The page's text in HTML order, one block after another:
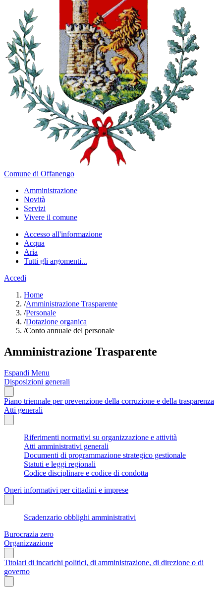
Comune di Offanengo
Amministrazione
Novità
Servizi
Vivere il comune
Accesso all'informazione
Acqua
Aria
Tutti gli argomenti...
Accedi
Home
/Amministrazione Trasparente
/Personale
/Dotazione organica
/Conto annuale del personale
Amministrazione Trasparente
Espandi Menu
Disposizioni generali
Piano triennale per prevenzione della corruzione e della trasparenza
Atti generali
Riferimenti normativi su organizzazione e attività
Atti amministrativi generali
Documenti di programmazione strategico gestionale
Statuti e leggi regionali
Codice disciplinare e codice di condotta
Oneri informativi per cittadini e imprese
Scadenzario obblighi amministrativi
Burocrazia zero
Organizzazione
Titolari di incarichi politici, di amministrazione, di direzione o di
governo